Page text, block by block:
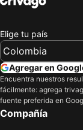
Roynet Hotel
Nine Tree by Parnas
Hotel Gracery
Pacific Hotel
Klaven Hotel
HOTEL DRIP&DROP,
Holiday Inn Express Seoul
Elige tu país
Agregar en
Encuentra nuestros
fácilmente: agrega
fuente preferida en
Compañía